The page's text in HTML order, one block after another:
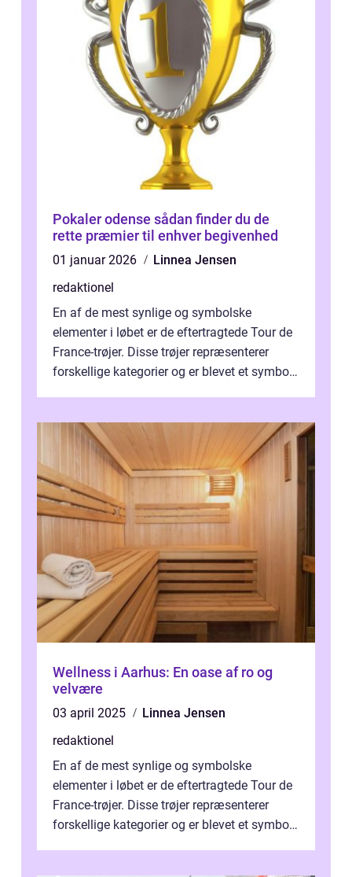
Pokaler odense sådan finder du de
rette præmier til enhver begivenhed
01 januar 2026
Linnea Jensen
redaktionel
En af de mest synlige og symbolske
elementer i løbet er de eftertragtede Tour de
France-trøjer. Disse trøjer repræsenterer
forskellige kategorier og er blevet et symbol
Wellness i Aarhus: En oase af ro og
velvære
03 april 2025
Linnea Jensen
redaktionel
En af de mest synlige og symbolske
elementer i løbet er de eftertragtede Tour de
France-trøjer. Disse trøjer repræsenterer
forskellige kategorier og er blevet et symbol